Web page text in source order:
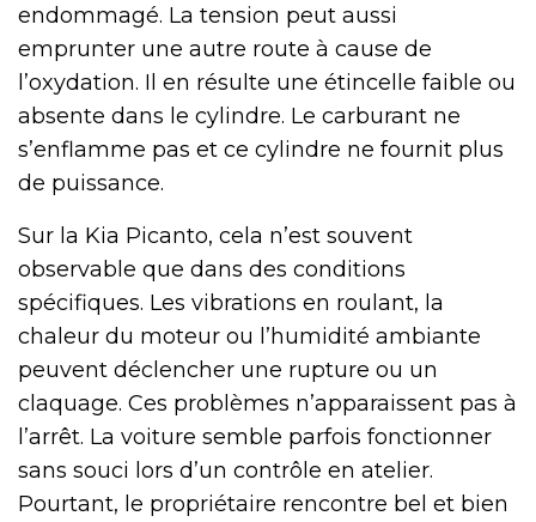
endommagé. La tension peut aussi
emprunter une autre route à cause de
l’oxydation. Il en résulte une étincelle faible ou
absente dans le cylindre. Le carburant ne
s’enflamme pas et ce cylindre ne fournit plus
de puissance.
Sur la Kia Picanto, cela n’est souvent
observable que dans des conditions
spécifiques. Les vibrations en roulant, la
chaleur du moteur ou l’humidité ambiante
peuvent déclencher une rupture ou un
claquage. Ces problèmes n’apparaissent pas à
l’arrêt. La voiture semble parfois fonctionner
sans souci lors d’un contrôle en atelier.
Pourtant, le propriétaire rencontre bel et bien